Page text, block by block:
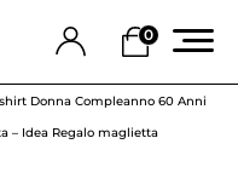
0
Donna Compleanno 60 Anni
– Idea Regalo maglietta